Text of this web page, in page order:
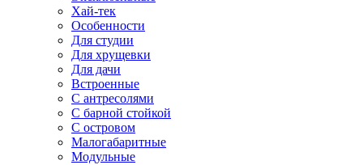
Хай-тек
Особенности
Для студии
Для хрущевки
Для дачи
Встроенные
С антресолями
С барной стойкой
С островом
Малогабаритные
Модульные